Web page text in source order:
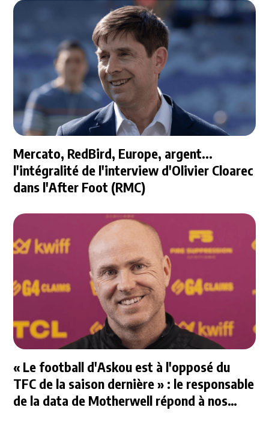
Mercato, RedBird, Europe, argent...
l'intégralité de l'interview d'Olivier Cloarec
dans l'After Foot (RMC)
« Le football d'Askou est à l'opposé du
TFC de la saison dernière » : le responsable
de la data de Motherwell répond à nos